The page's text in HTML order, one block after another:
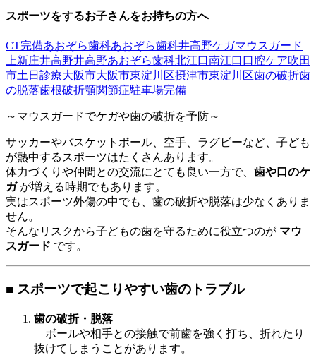
スポーツをするお子さんをお持ちの方へ
CT完備あおぞら歯科あおぞら歯科井高野ケガマウスガード
上新庄井高野井高野あおぞら歯科北江口南江口口腔ケア吹田
市土日診療大阪市大阪市東淀川区摂津市東淀川区歯の破折歯
の脱落歯根破折顎関節症駐車場完備
～マウスガードでケガや歯の破折を予防～
サッカーやバスケットボール、空手、ラグビーなど、子ども
が熱中するスポーツはたくさんあります。
体力づくりや仲間との交流にとても良い一方で、 歯や口のケ
ガが増える時期でもあります。
実はスポーツ外傷の中でも、歯の破折や脱落は少なくありま
せん。
そんなリスクから子どもの歯を守るために役立つのが マウ
スガード です。
■ スポーツで起こりやすい歯のトラブル
歯の破折・脱落
ボールや相手との接触で前歯を強く打ち、折れたり
抜けてしまうことがあります。